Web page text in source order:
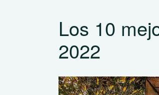
Los 10
2022